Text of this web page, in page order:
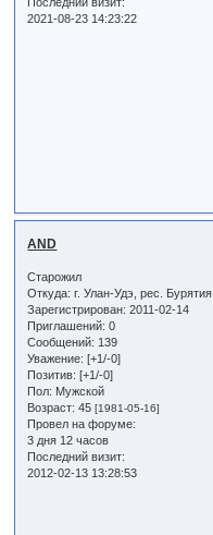
2021-08-23 14:23:22
AND
Старожил
Откуда: г. Улан-Удэ, рес. Бурятия
Зарегистрирован: 2011-02-14
Приглашений: 0
Сообщений: 139
Уважение: [+1/-0]
Позитив: [+1/-0]
Пол: Мужской
Возраст: 45[1981-05-16]
Провел на форуме:
3 дня 12 часов
Последний визит:
2012-02-13 13:28:53